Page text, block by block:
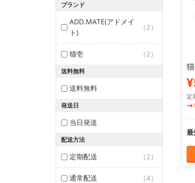
ブランド
ADD.MATE(アドメイ
ト)
（2）
猫壱 （2）
送料無料
送料無料
発送日
当日発送
配送方法
定期配送 （2）
通常配送 （4）
定
最